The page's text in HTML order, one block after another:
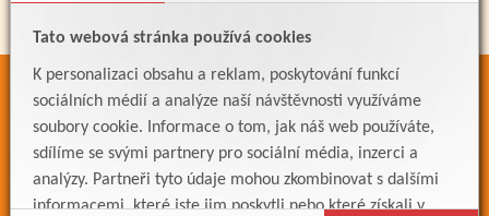
Tato webová stránka používá cookies
K personalizaci obsahu a reklam, poskytování funkcí
sociálních médií a analýze naší návštěvnosti využíváme
soubory cookie. Informace o tom, jak náš web používáte,
sdílíme se svými partnery pro sociální média, inzerci a
analýzy. Partneři tyto údaje mohou zkombinovat s dalšími
informacemi, které jste jim poskytli nebo které získali v
ODKAZY
Bakaláři
Jídelníček
Meteostanice